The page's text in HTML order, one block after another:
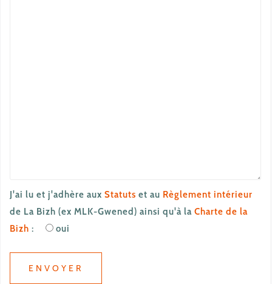
J'ai lu et j'adhère aux Statuts et au Règlement intérieur
de La Bizh (ex MLK-Gwened) ainsi qu'à la Charte de la
Bizh : oui